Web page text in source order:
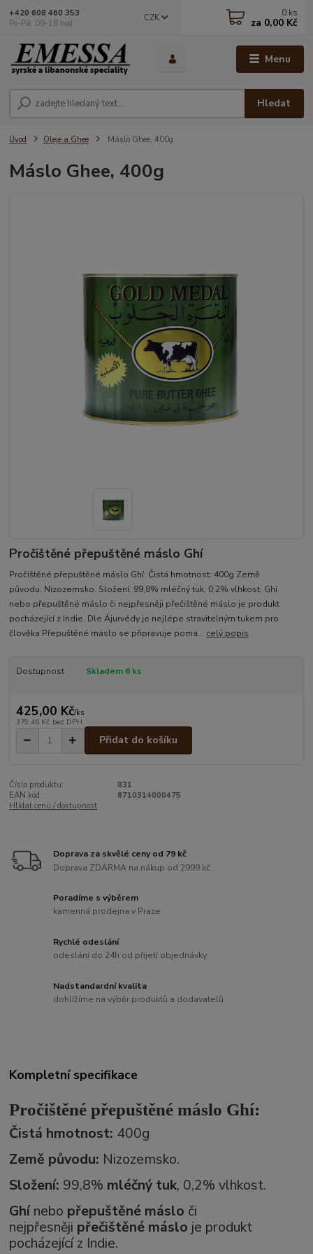
Menu
CZK
Hledat
+420 608 460 353
Po-Pá: 09-18 hod.
0 ks
za 0,00 Kč
Úvod Oleje a Ghee Máslo Ghee, 400g
Máslo Ghee, 400g
Pročištěné přepuštěné máslo Ghí
Pročištěné přepuštěné máslo Ghí: Čistá hmotnost: 400g Země
původu: Nizozemsko. Složení: 99,8% mléčný tuk, 0,2% vlhkost. Ghí
nebo přepuštěné máslo či nejpřesněji přečištěné máslo je produkt
pocházející z Indie. Dle Ájurvédy je nejlépe stravitelným tukem pro
člověka Přepuštěné máslo se připravuje poma... celý popis
Dostupnost Skladem 6 ks
425,00 Kč/ks
379,46 Kč bez DPH
Přidat do košíku
Číslo produktu:
831
EAN kód:
8710314000475
Hlídat cenu / dostupnost
Doprava za skvělé ceny od 79 kč
Doprava ZDARMA na nákup od 2999 kč
Poradíme s výběrem
kamenná prodejna v Praze
Rychlé odeslání
odeslání do 24h od přijetí objednávky
Nadstandardní kvalita
dohlížíme na výběr produktů a dodavatelů
Kompletní specifikace
Pročištěné přepuštěné máslo Ghí:
Čistá hmotnost: 400g
Země původu: Nizozemsko.
Složení: 99,8% mléčný tuk, 0,2% vlhkost.
Ghínebo přepuštěné máslo či
nejpřesněji přečištěné máslo je produkt
pocházející z Indie.